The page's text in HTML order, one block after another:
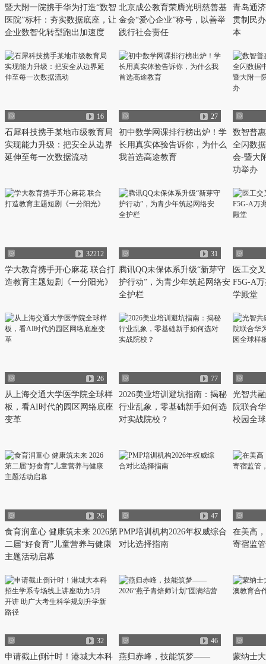
暨大附一院携手华为打造“数智
医院”标杆：夯实数据底座，让
企业数智化转型跑出加速度
北京成公教育荣膺光明慈善基
金会“爱心企业”称号，以善举
践行社会责任
青岛通
贯制民
本
16
石犀科技携手某地市级教育局
实现能力升级：把安全从边界
延伸至每一次数据流动
27
初中数学网课排行榜出炉！学
长用真实体验告诉你，为什么
我首选高途教育
数智普
全闪数
会-暨大
功举办
32212
学大教育携手开心麻花 联合打
造教育主题短剧《一分阳光》
31
腾讯QQ未保体系升级“新芽守
护行动”，为青少年筑起网络安
全护栏
医工交
F5G-A
学殿堂
26
从上海交通大学医学院全球样
板，看AI时代的园区网络底座
变革
77
2026美业培训避坑指南：揭秘
行业乱象，零基础新手如何选
对实战院校？
光智共
院联合
校园全
26
食育润童心 健康筑未来 2026第
二届“好食育”儿童营养与健康
主题活动启幕
47
PMP培训机构2026年权威综合
对比选择指南
在美高
寄宿监
32
申请截止倒计时！港城大本科
46
燕归赤峰，技能筑梦——
蒙纳士